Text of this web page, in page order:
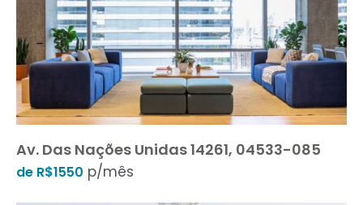
Av. Das Nações Unidas 14261, 04533-085
de R$1550 p/mês